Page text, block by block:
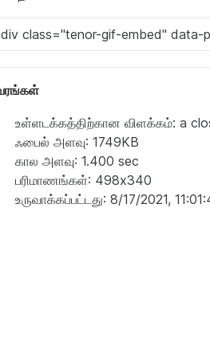
உள்ளடக்கத்திற்கான விளக்கம்: a
ஃபைல் அளவு: 1749KB
கால அளவு: 1.400 sec
பரிமாணங்கள்: 498x340
உருவாக்கப்பட்டது: 8/17/2021,